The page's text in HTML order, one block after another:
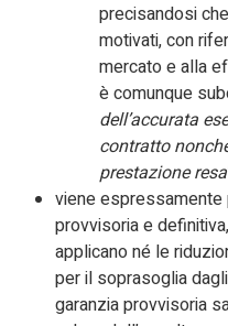
precisandosi
motivati, con
mercato e alla
è comunque
dell’accurata
contratto
prestazione resa
viene
provvisoria e
applicano né le
per il soprasoglia
garanzia provvisoria